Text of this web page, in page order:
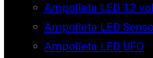
Ampolleta LED 12
Ampolleta LED
Ampolleta LED UFO